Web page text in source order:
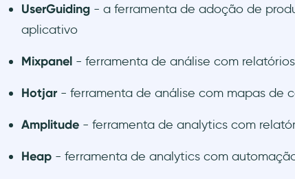
UserGuiding - a ferramenta de adoção de
aplicativo
Mixpanel - ferramenta de análise com
Hotjar - ferramenta de análise com mapas de
Amplitude - ferramenta de analytics com
Heap - ferramenta de analytics com